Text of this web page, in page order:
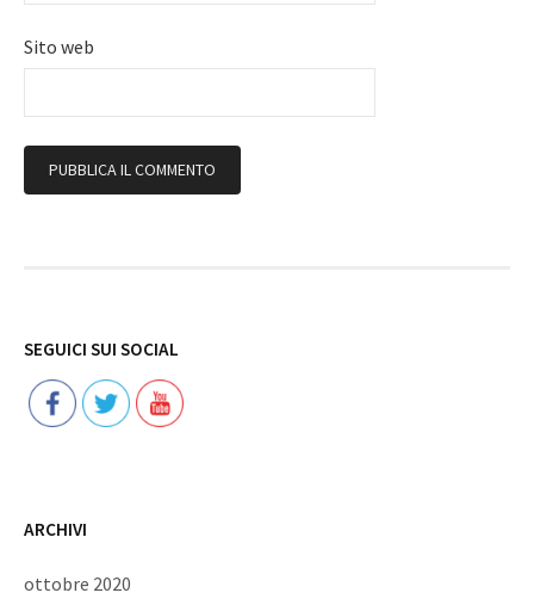
Sito web
SEGUICI SUI SOCIAL
ARCHIVI
ottobre 2020